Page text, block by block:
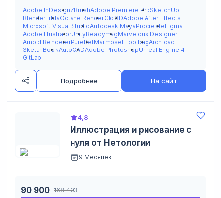
Adobe InDesignZBrushAdobe Premiere ProSketchUp
BlenderTildaOctane RenderClo 3DAdobe After Effects
Microsoft Visual StudioAutodesk MayaProcreateFigma
Adobe IllustratorUnityReadymagMarvelous Designer
Arnold RendererPureRefMarmoset ToolbagArchicad
SketchBookAutoCADAdobe PhotoshopUnreal Engine 4
GitLab
Подробнее На сайт
4,8
Иллюстрация и рисование с
нуля от Нетологии
9 Месяцев
90 900 168 403